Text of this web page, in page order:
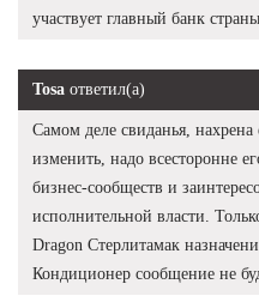
участвует главный банк
Tosa ответил(а)
Самом деле свиданья,
изменить, надо всесторонне
бизнес-сообществ и
исполнительной власти.
Dragon Стерлитамак
Кондиционер сообщение не